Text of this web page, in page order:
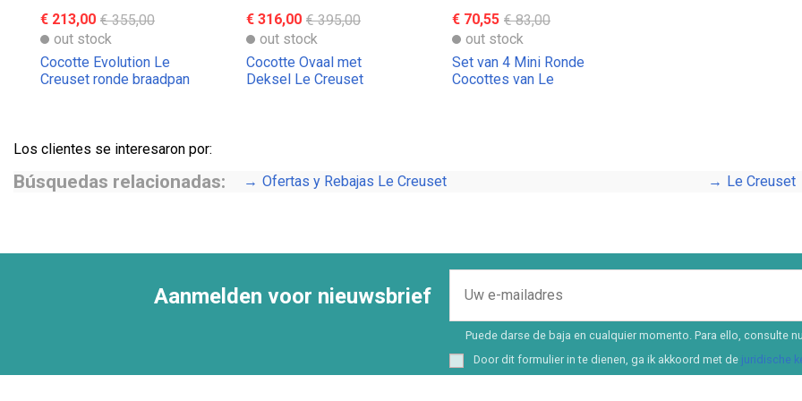
€ 213,00 € 355,00
out stock
Cocotte Evolution Le
Creuset ronde braadpan
€ 316,00 € 395,00
out stock
Cocotte Ovaal met
Deksel Le Creuset
€ 70,55 € 83,00
out stock
Set van 4 Mini Ronde
Cocottes van Le
Los clientes se interesaron por:
Búsquedas relacionadas: Ofertas y Rebajas Le Creuset Le Creuset
Aanmelden voor nieuwsbrief
Puede darse de baja en cualquier momento. Para ello, consulte
Door dit formulier in te dienen, ga ik akkoord met de juridische